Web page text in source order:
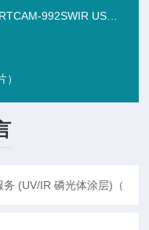
近红外相机（相机/镜头/机器视觉）